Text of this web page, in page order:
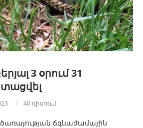
3 օրում 31
40 դիտում
ճգնաժամային